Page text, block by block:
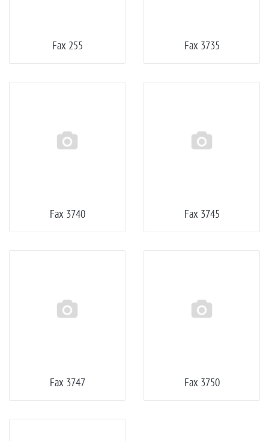
Fax 255 Fax 3735
Fax 3740 Fax 3745
Fax 3747 Fax 3750